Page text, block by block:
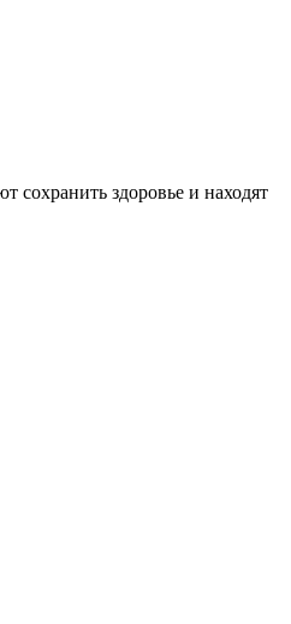
сохранить здоровье и находят